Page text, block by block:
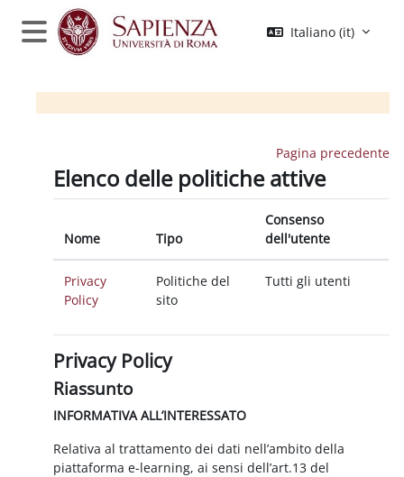
Vai al contenuto principale
Pannello laterale
Italiano ‎(it)‎
Pagina precedente
Elenco delle politiche attive
Nome Tipo
Consenso
dell'utente
Privacy
Policy
Politiche del
sito
Tutti gli utenti
Privacy Policy
Riassunto
INFORMATIVA ALL’INTERESSATO
Relativa al trattamento dei dati nell’ambito della
piattaforma e-learning, ai sensi dell’art.13 del